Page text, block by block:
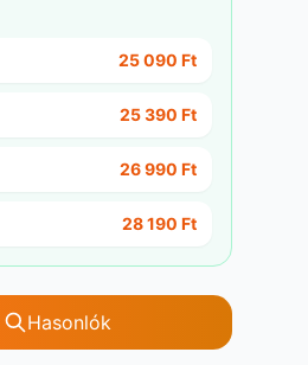
25 090 Ft
25 390 Ft
26 990 Ft
28 190 Ft
Hasonlók